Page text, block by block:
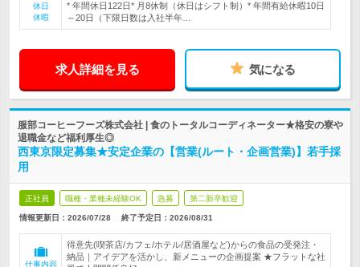
休日
休暇
* 年間休日122日* 月8休制（休日はシフト制）* 年間有給休暇10日
～20日（下限日数は入社半年…
求人詳細を見る 気になる
服部コーヒーフーズ株式会社 | 食のトータルコーディネーター★格安の寮や
退職金など福利厚生◎
西東京限定募集★安定企業の【営業(ルート・企画営業)】若手採
用
正社員 職種・業種未経験OK 急募 第二新卒歓迎
情報更新日：2026/07/28 終了予定日： 2026/08/31
仕事内容
得意先(喫茶店/カフェ/ホテル/居酒屋など)からの食品の受発注・
納品｜アイデアを活かし、新メニューの企画提案 ★フラットな社